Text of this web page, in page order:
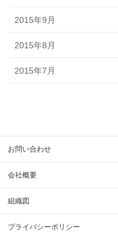
2015年9月
2015年8月
2015年7月
お問い合わせ
会社概要
組織図
プライバシーポリシー